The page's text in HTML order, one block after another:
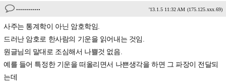
............ '13.1.5 11:32 AM (175.125.xxx.69)
사주는 통계학이 아닌 암호학임.
드러난 암호로 한사람의 기운을 읽어내는 것임.
원글님의 말대로 조심해서 나쁠것 없음.
예를 들어 특정한 기운을 떠올리면서 나쁜생각을 하면 그 파장이 전달되
는데